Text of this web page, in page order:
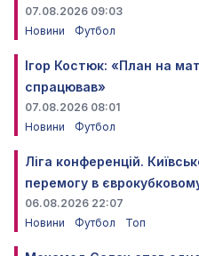
07.08.2026 09:03
Новини
Футбол
Ігор Костюк: «План на
спрацював»
07.08.2026 08:01
Новини
Футбол
Ліга конференцій.
перемогу в
06.08.2026 22:07
Новини
Футбол Топ